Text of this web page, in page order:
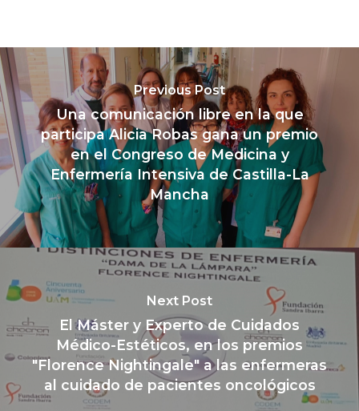
Previous Post
Una comunicación libre en la que
participa Alicia Robas gana un premio
en el Congreso de Medicina y
Enfermería Intensiva de Castilla-La
Mancha
Next Post
El Máster y Experto de Cuidados
Médico-Estéticos, en los premios
"Florence Nightingale" a las enfermeras
al cuidado de pacientes oncológicos